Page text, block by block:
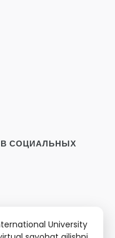
СОЦИАЛЬНЫХ
University